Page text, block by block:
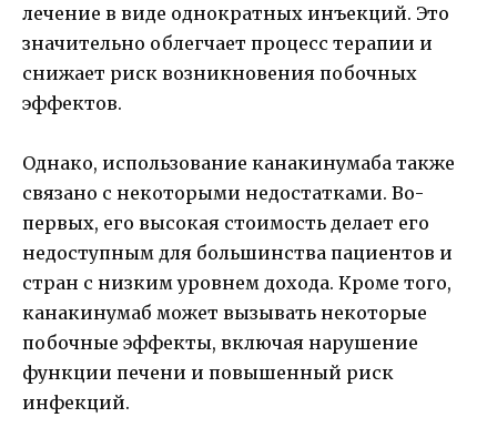
лечение в виде однократных инъекций. Это
значительно облегчает процесс терапии и
снижает риск возникновения побочных
эффектов.
Однако, использование канакинумаба также
связано с некоторыми недостатками. Во-
первых, его высокая стоимость делает его
недоступным для большинства пациентов и
стран с низким уровнем дохода. Кроме того,
канакинумаб может вызывать некоторые
побочные эффекты, включая нарушение
функции печени и повышенный риск
инфекций.